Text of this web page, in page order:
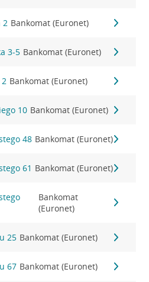
2 Bankomat (Euronet)
3-5 Bankomat (Euronet)
Bankomat (Euronet)
10 Bankomat (Euronet)
48 Bankomat (Euronet)
61 Bankomat (Euronet)
Bankomat
(Euronet)
25 Bankomat (Euronet)
67 Bankomat (Euronet)